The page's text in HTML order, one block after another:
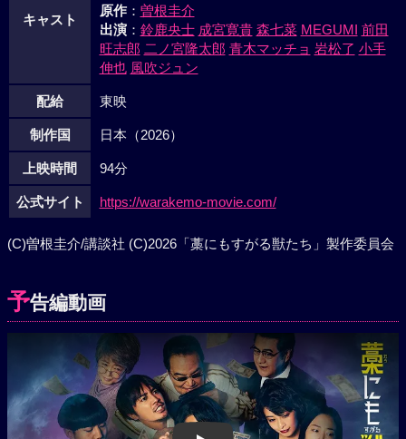
キャスト
原作： 曽根圭介
出演： 鈴鹿央士 成宮寛貴 森七菜 MEGUMI 前田
旺志郎 二ノ宮隆太郎 青木マッチョ 岩松了 小手
伸也 風吹ジュン
配給 東映
制作国 日本（2026）
上映時間 94分
公式サイト https://warakemo-movie.com/
(C)曽根圭介/講談社 (C)2026「藁にもすがる獣たち」製作委員会
予告編動画